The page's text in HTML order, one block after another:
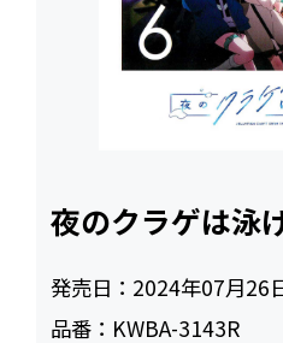
夜のクラゲは泳
発売日： 2024年07月26
品番： KWBA-3143R